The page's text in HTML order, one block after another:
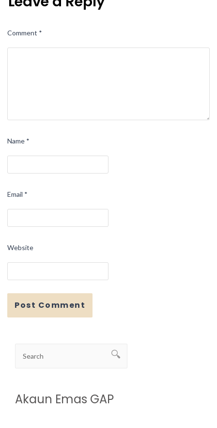
Comment *
Name *
Email *
Website
Akaun Emas GAP